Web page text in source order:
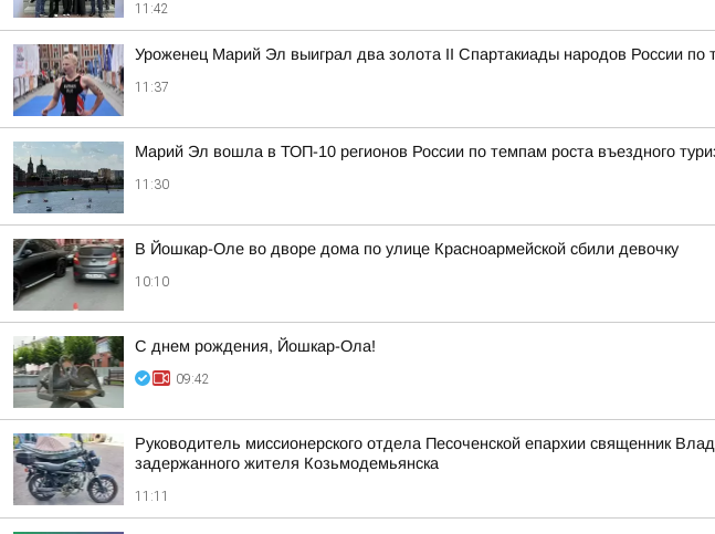
11:42
Уроженец Марий Эл выиграл два золота II Спартакиады народов России по
11:37
Марий Эл вошла в ТОП-10 регионов России по темпам роста въездного
11:30
В Йошкар-Оле во дворе дома по улице Красноармейской сбили девочку
10:10
С днем рождения, Йошкар-Ола!
09:42
Руководитель миссионерского отдела Песоченской епархии священник
задержанного жителя Козьмодемьянска
11:11